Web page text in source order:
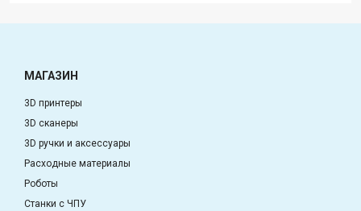
МАГАЗИН
3D принтеры
3D сканеры
3D ручки и аксессуары
Расходные материалы
Роботы
Станки с ЧПУ